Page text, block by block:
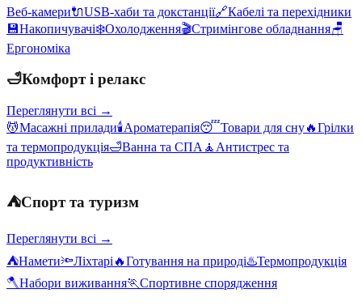
Веб-камери🔌USB-хаби та докстанції🔗Кабелі та перехідники
💾Накопичувачі❄️Охолодження🎬Стримінгове обладнання🪑
Ергономіка
🛁Комфорт і релакс
Переглянути всі →
💆Масажні прилади🕯️Ароматерапія😴Товари для сну🔥Грілки
та термопродукція🛁Ванна та СПА 🧘 Антистрес та
продуктивність
⛺Спорт та туризм
Переглянути всі →
⛺Намети🔦Ліхтарі 🔥Готування на природі♨️Термопродукція
🪓Набори виживання🏃Спортивне спорядження